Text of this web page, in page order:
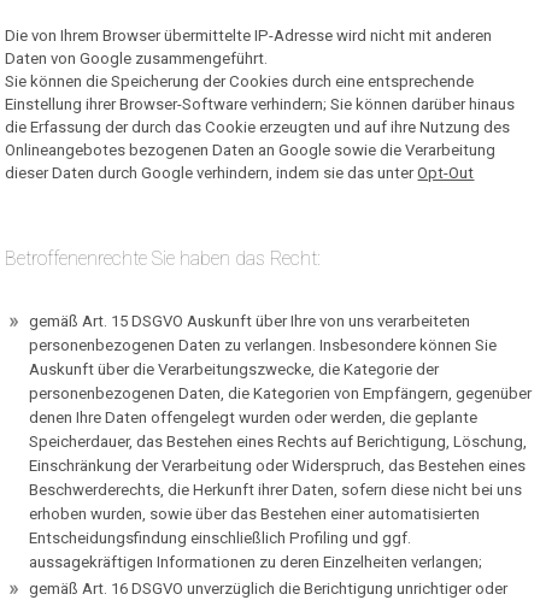
Die von Ihrem Browser übermittelte IP-Adresse wird nicht mit anderen
Daten von Google zusammengeführt.
Sie können die Speicherung der Cookies durch eine entsprechende
Einstellung ihrer Browser-Software verhindern; Sie können darüber hinaus
die Erfassung der durch das Cookie erzeugten und auf ihre Nutzung des
Onlineangebotes bezogenen Daten an Google sowie die Verarbeitung
dieser Daten durch Google verhindern, indem sie das unterOpt-Out
Betroffenenrechte Sie haben das Recht:
gemäß Art. 15 DSGVO Auskunft über Ihre von uns verarbeiteten
personenbezogenen Daten zu verlangen. Insbesondere können Sie
Auskunft über die Verarbeitungszwecke, die Kategorie der
personenbezogenen Daten, die Kategorien von Empfängern, gegenüber
denen Ihre Daten offengelegt wurden oder werden, die geplante
Speicherdauer, das Bestehen eines Rechts auf Berichtigung, Löschung,
Einschränkung der Verarbeitung oder Widerspruch, das Bestehen eines
Beschwerderechts, die Herkunft ihrer Daten, sofern diese nicht bei uns
erhoben wurden, sowie über das Bestehen einer automatisierten
Entscheidungsfindung einschließlich Profiling und ggf.
aussagekräftigen Informationen zu deren Einzelheiten verlangen;
gemäß Art. 16 DSGVO unverzüglich die Berichtigung unrichtiger oder